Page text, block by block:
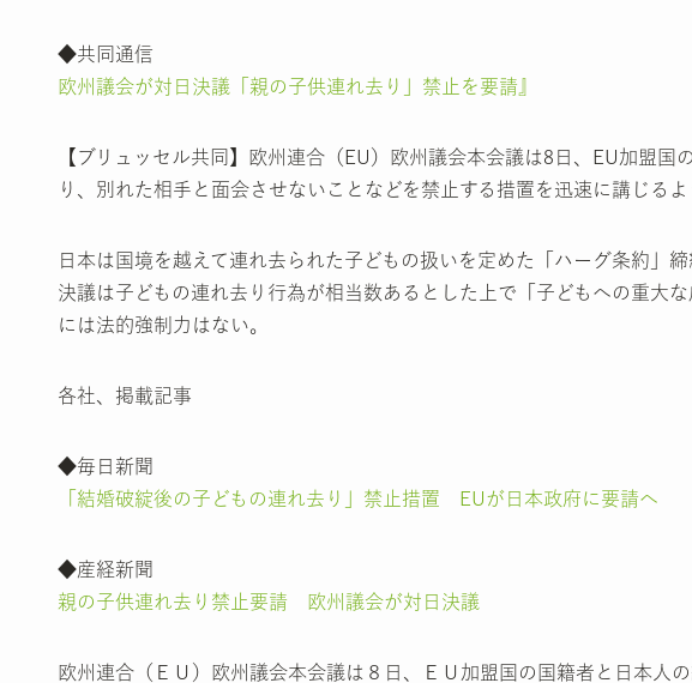
◆共同通信
欧州議会が対日決議「親の子供連れ去り」禁止を要請』
【ブリュッセル共同】欧州連合（EU）欧州議会本会議は8日、EU加盟
り、別れた相手と面会させないことなどを禁止する措置を迅速に講じる
日本は国境を越えて連れ去られた子どもの扱いを定めた「ハーグ条約」
決議は子どもの連れ去り行為が相当数あるとした上で「子どもへの重大
には法的強制力はない。
各社、掲載記事
◆毎日新聞
「結婚破綻後の子どもの連れ去り」禁止措置 EUが日本政府に要請へ
◆産経新聞
親の子供連れ去り禁止要請 欧州議会が対日決議
欧州連合（ＥＵ）欧州議会本会議は８日、ＥＵ加盟国の国籍者と日本人